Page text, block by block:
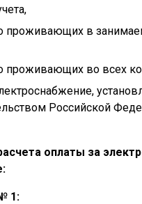
проживающих в
проживающих во всех
Российской
оплаты за
1: